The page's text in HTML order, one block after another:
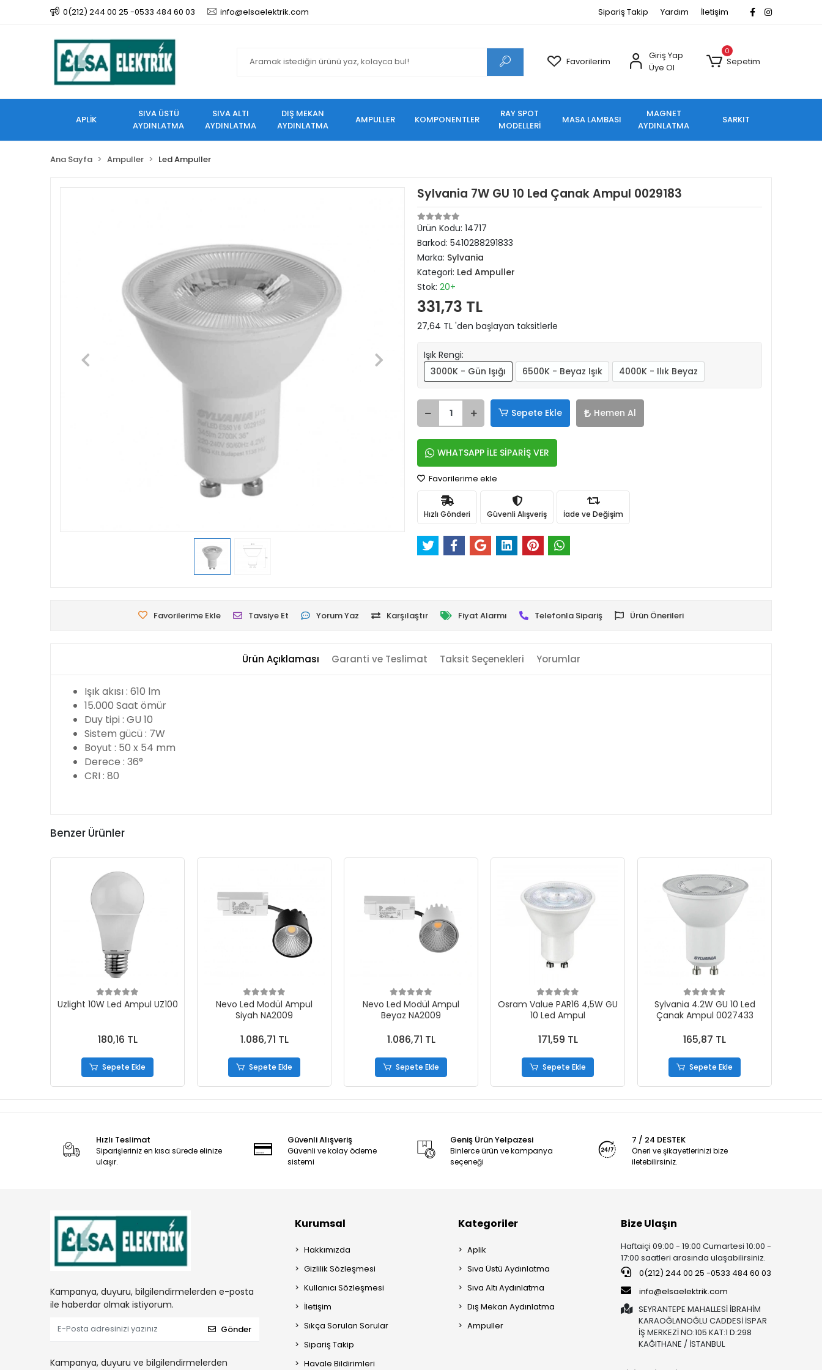
0(212) 244 00 25 -0533 484 60 03 info@elsaelektrik.com Sipariş Takip Yardım İletişim
Favorilerim
Giriş Yap
Üye Ol
0
Sepetim
APLİK
SIVA ÜSTÜ
AYDINLATMA
SIVA ALTI
AYDINLATMA
DIŞ MEKAN
AYDINLATMA
AMPULLER KOMPONENTLER
RAY SPOT
MODELLERİ
MASA LAMBASI
MAGNET
AYDINLATMA
SARKIT
Ana Sayfa Ampuller Led Ampuller
Sylvania 7W GU 10 Led Çanak Ampul 0029183
Ürün Kodu: 14717
Barkod: 5410288291833
Marka: Sylvania
Kategori: Led Ampuller
Stok: 20+
331,73 TL
27,64 TL 'den başlayan taksitlerle
Işık Rengi:
3000K - Gün Işığı
6500K - Beyaz Işık 4000K - Ilık Beyaz
Sepete Ekle Hemen Al
WHATSAPP İLE SİPARİŞ VER
Favorilerime ekle
Hızlı Gönderi Güvenli Alışveriş İade ve Değişim
Favorilerime Ekle Tavsiye Et Yorum Yaz Karşılaştır Fiyat Alarmı Telefonla Sipariş Ürün Önerileri
Ürün Açıklaması Garanti ve Teslimat Taksit Seçenekleri Yorumlar
Işık akısı : 610 lm
15.000 Saat ömür
Duy tipi : GU 10
Sistem gücü : 7W
Boyut : 50 x 54 mm
Derece : 36°
CRI : 80
Benzer Ürünler
Uzlight 10W Led Ampul UZ100
180,16 TL
Sepete Ekle
Nevo Led Modül Ampul
Siyah NA2009
1.086,71 TL
Sepete Ekle
Nevo Led Modül Ampul
Beyaz NA2009
1.086,71 TL
Sepete Ekle
Osram Value PAR16 4,5W GU
10 Led Ampul
171,59 TL
Sepete Ekle
Sylvania 4.2W GU 10 Led
Çanak Ampul 0027433
165,87 TL
Sepete Ekle
Hızlı Teslimat
Siparişleriniz en kısa sürede elinize
ulaşır.
Güvenli Alışveriş
Güvenli ve kolay ödeme
sistemi
Geniş Ürün Yelpazesi
Binlerce ürün ve kampanya
seçeneği
7 / 24 DESTEK
Öneri ve şikayetlerinizi bize
iletebilirsiniz.
Kampanya, duyuru, bilgilendirmelerden e-posta
ile haberdar olmak istiyorum.
Gönder
Kampanya, duyuru ve bilgilendirmelerden
Kurumsal
Hakkımızda
Gizlilik Sözleşmesi
Kullanıcı Sözleşmesi
İletişim
Sıkça Sorulan Sorular
Sipariş Takip
Havale Bildirimleri
Kategoriler
Aplik
Sıva Üstü Aydınlatma
Sıva Altı Aydınlatma
Dış Mekan Aydınlatma
Ampuller
Bize Ulaşın
Haftaiçi 09:00 - 19:00 Cumartesi 10:00 -
17:00 saatleri arasında ulaşabilirsiniz.
0(212) 244 00 25 -0533 484 60 03
info@elsaelektrik.com
SEYRANTEPE MAHALLESİ İBRAHİM
KARAOĞLANOĞLU CADDESİ İSPAR
İŞ MERKEZİ NO:105 KAT:1 D:298
KAĞITHANE / İSTANBUL